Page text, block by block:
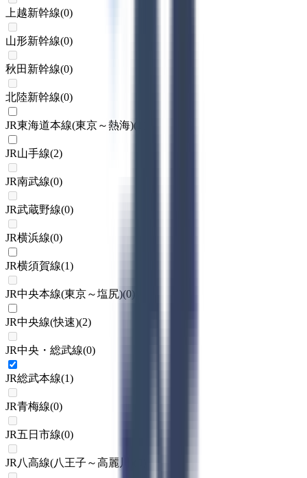
上越新幹線(0)
山形新幹線(0)
秋田新幹線(0)
北陸新幹線(0)
JR東海道本線(東京～熱海)(
JR山手線(2)
JR南武線(0)
JR武蔵野線(0)
JR横浜線(0)
JR横須賀線(1)
JR中央本線(東京～塩尻)(0
JR中央線(快速)(2)
JR中央・総武線(0)
JR総武本線(1)
JR青梅線(0)
JR五日市線(0)
JR八高線(八王子～高麗川)